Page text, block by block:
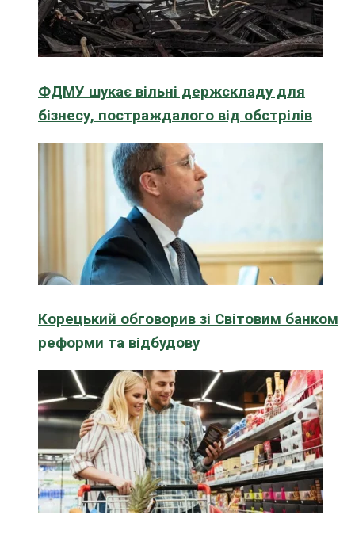
ФДМУ шукає вільні держскладу для
бізнесу, постраждалого від обстрілів
Корецький обговорив зі Світовим банком
реформи та відбудову